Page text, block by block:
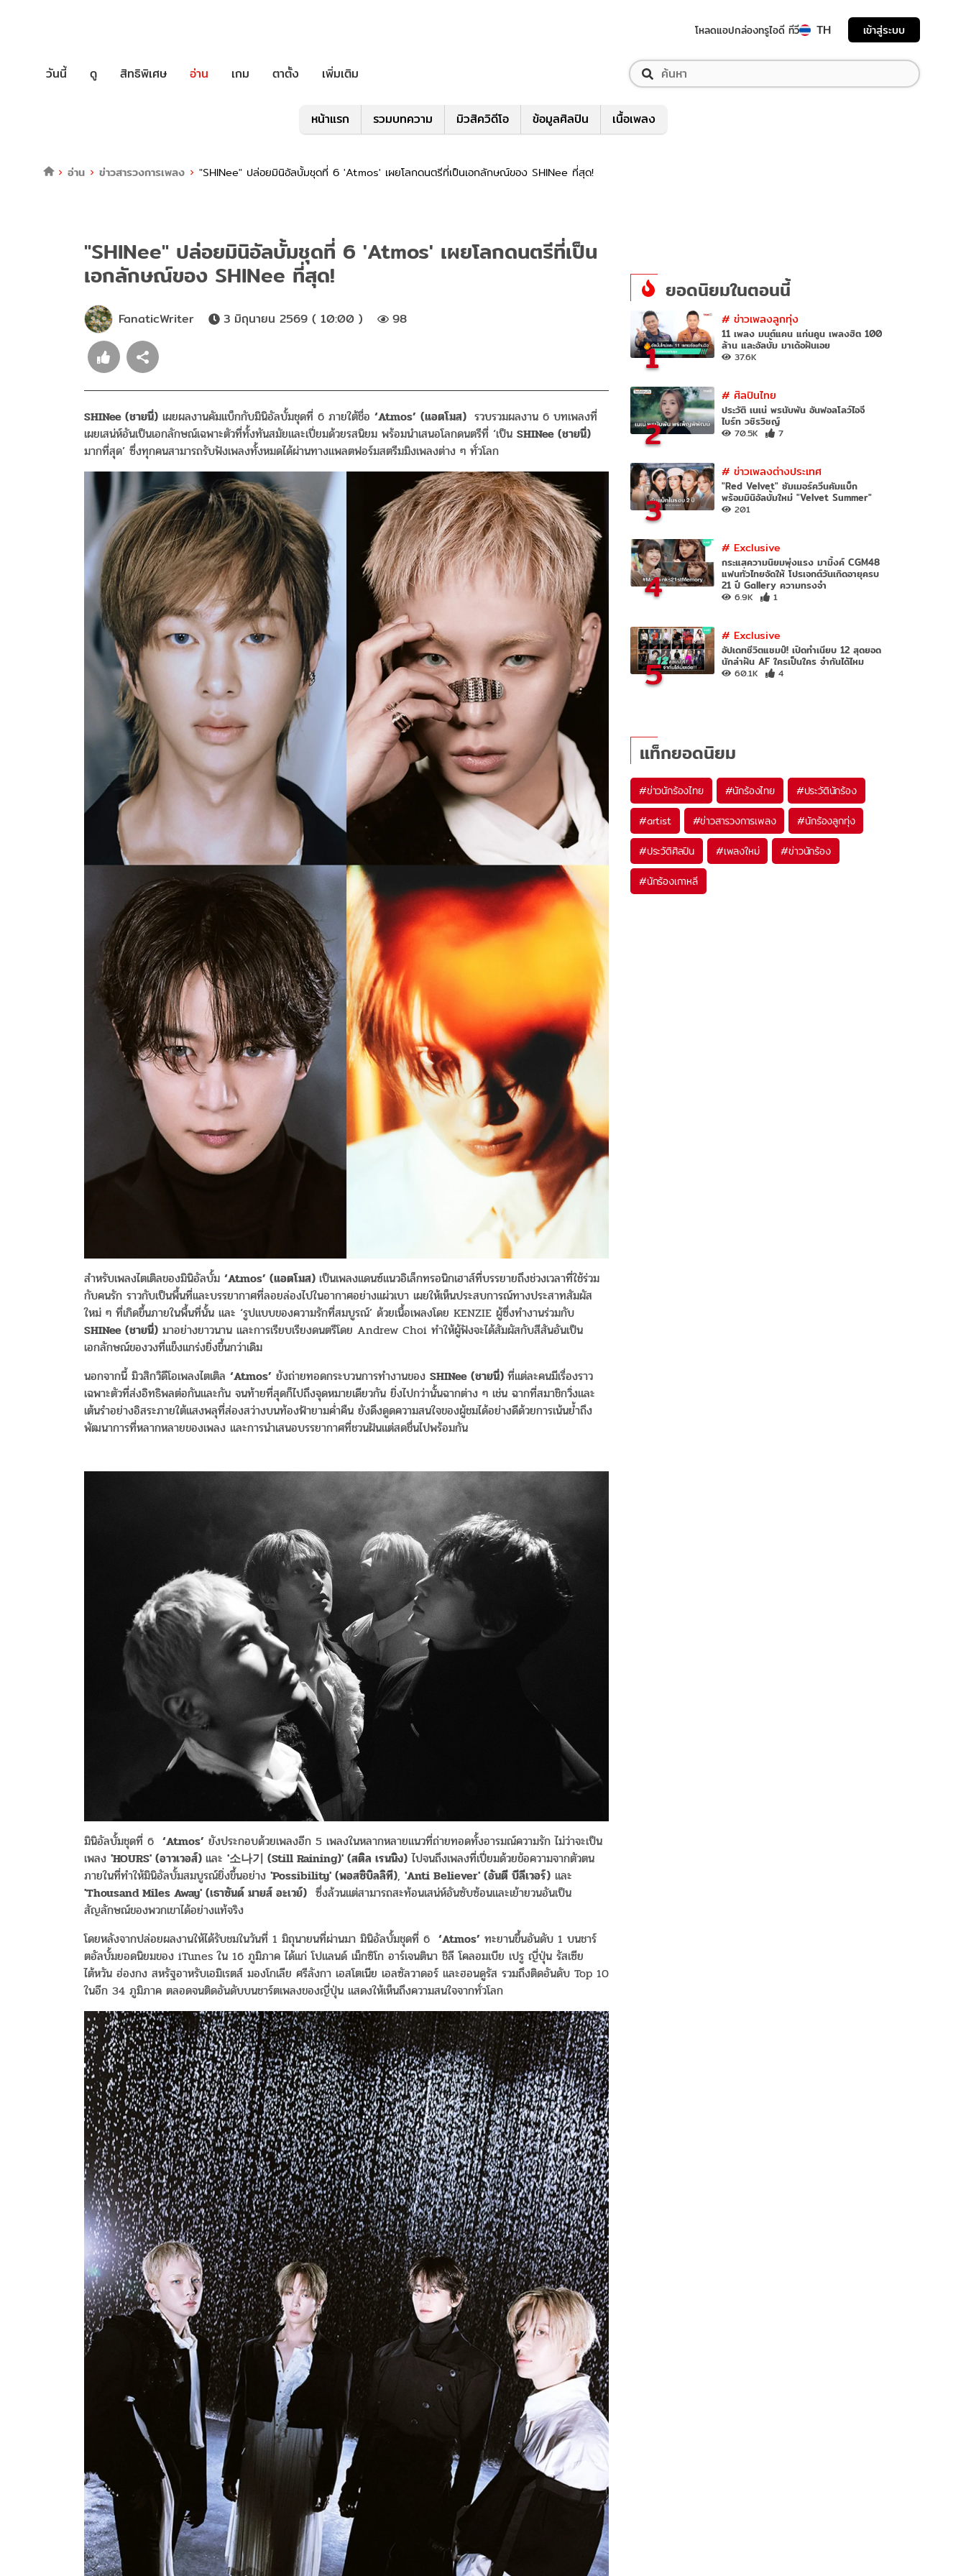
โหลดแอปกล่องทรูไอดี ทีวี TH เข้าสู่ระบบ
วันนี้ ดู สิทธิพิเศษ อ่าน เกม ตาตั้ง เพิ่มเติม
หน้าแรก รวมบทความ มิวสิควิดีโอ ข้อมูลศิลปิน เนื้อเพลง
อ่าน ข่าวสารวงการเพลง "SHINee" ปล่อยมินิอัลบั้มชุดที่ 6 'Atmos' เผยโลกดนตรีที่เป็นเอกลักษณ์ของ SHINee ที่สุด!
"SHINee" ปล่อยมินิอัลบั้มชุดที่ 6 'Atmos' เผยโลกดนตรีที่เป็น
เอกลักษณ์ของ SHINee ที่สุด!
FanaticWriter 3 มิถุนายน 2569 ( 10:00 ) 98
SHINee (ชายนี่) เผยผลงานคัมแบ็กกับมินิอัลบั้มชุดที่ 6 ภายใต้ชื่อ ‘Atmos’ (แอตโมส) รวบรวมผลงาน 6 บทเพลงที่
เผยเสน่ห์อันเป็นเอกลักษณ์เฉพาะตัวที่ทั้งทันสมัยและเปี่ยมด้วยรสนิยม พร้อมนำเสนอโลกดนตรีที่ ‘เป็น SHINee (ชายนี่)
มากที่สุด’ ซึ่งทุกคนสามารถรับฟังเพลงทั้งหมดได้ผ่านทางแพลตฟอร์มสตรีมมิงเพลงต่าง ๆ ทั่วโลก
สำหรับเพลงไตเติลของมินิอัลบั้ม ‘Atmos’ (แอตโมส) เป็นเพลงแดนซ์แนวอิเล็กทรอนิกเฮาส์ที่บรรยายถึงช่วงเวลาที่ใช้ร่วม
กับคนรัก ราวกับเป็นพื้นที่และบรรยากาศที่ลอยล่องไปในอากาศอย่างแผ่วเบา เผยให้เห็นประสบการณ์ทางประสาทสัมผัส
ใหม่ ๆ ที่เกิดขึ้นภายในพื้นที่นั้น และ ‘รูปแบบของความรักที่สมบูรณ์’ ด้วยเนื้อเพลงโดย KENZIE ผู้ซึ่งทำงานร่วมกับ
SHINee (ชายนี่) มาอย่างยาวนาน และการเรียบเรียงดนตรีโดย Andrew Choi ทำให้ผู้ฟังจะได้สัมผัสกับสีสันอันเป็น
เอกลักษณ์ของวงที่แข็งแกร่งยิ่งขึ้นกว่าเดิม
นอกจากนี้ มิวสิกวิดีโอเพลงไตเติล ‘Atmos’ ยังถ่ายทอดกระบวนการทำงานของ SHINee (ชายนี่) ที่แต่ละคนมีเรื่องราว
เฉพาะตัวที่ส่งอิทธิพลต่อกันและกัน จนท้ายที่สุดก็ไปถึงจุดหมายเดียวกัน ยิ่งไปกว่านั้นฉากต่าง ๆ เช่น ฉากที่สมาชิกวิ่งและ
เต้นรำอย่างอิสระภายใต้แสงพลุที่ส่องสว่างบนท้องฟ้ายามค่ำคืน ยังดึงดูดความสนใจของผู้ชมได้อย่างดีด้วยการเน้นย้ำถึง
พัฒนาการที่หลากหลายของเพลง และการนำเสนอบรรยากาศที่ชวนฝันแต่สดชื่นไปพร้อมกัน
มินิอัลบั้มชุดที่ 6 ‘Atmos’ ยังประกอบด้วยเพลงอีก 5 เพลงในหลากหลายแนวที่ถ่ายทอดทั้งอารมณ์ความรัก ไม่ว่าจะเป็น
เพลง 'HOURS' (อาวเวอส์) และ '소나기 (Still Raining)' (สติล เรนนิง) ไปจนถึงเพลงที่เปี่ยมด้วยข้อความจากตัวตน
ภายในที่ทำให้มินิอัลบั้มสมบูรณ์ยิ่งขึ้นอย่าง 'Possibility' (พอสซิบิลลิที), 'Anti Believer' (อันตี บีลีเวอร์) และ
'Thousand Miles Away' (เธาซันด์ มายส์ อะเวย์) ซึ่งล้วนแต่สามารถสะท้อนเสน่ห์อันซับซ้อนและเย้ายวนอันเป็น
สัญลักษณ์ของพวกเขาได้อย่างแท้จริง
โดยหลังจากปล่อยผลงานให้ได้รับชมในวันที่ 1 มิถุนายนที่ผ่านมา มินิอัลบั้มชุดที่ 6 ‘Atmos’ ทะยานขึ้นอันดับ 1 บนชาร์
ตอัลบั้มยอดนิยมของ iTunes ใน 16 ภูมิภาค ได้แก่ โปแลนด์ เม็กซิโก อาร์เจนตินา ชิลี โคลอมเบีย เปรู ญี่ปุ่น รัสเซีย
ไต้หวัน ฮ่องกง สหรัฐอาหรับเอมิเรตส์ มองโกเลีย ศรีลังกา เอสโตเนีย เอลซัลวาดอร์ และฮอนดูรัส รวมถึงติดอันดับ Top 10
ในอีก 34 ภูมิภาค ตลอดจนติดอันดับบนชาร์ตเพลงของญี่ปุ่น แสดงให้เห็นถึงความสนใจจากทั่วโลก
ยอดนิยมในตอนนี้
1
# ข่าวเพลงลูกทุ่ง
11 เพลง มนต์แคน แก่นคูน เพลงฮิต 100
ล้าน และอัลบั้ม มาเด้อฝันเอย
37.6K
2
# ศิลปินไทย
ประวัติ เนเน่ พรนับพัน อันฟอลโลว์ไอจี
ไบร์ท วชิรวิชญ์
70.5K 7
3
# ข่าวเพลงต่างประเทศ
"Red Velvet" ซัมเมอร์ควีนคัมแบ็ก
พร้อมมินิอัลบั้มใหม่ "Velvet Summer"
201
4
# Exclusive
กระแสความนิยมพุ่งแรง มามิ้งค์ CGM48
แฟนทั่วไทยจัดให้ โปรเจกต์วันเกิดอายุครบ
21 ปี Gallery ความทรงจำ
6.9K 1
5
# Exclusive
อัปเดทชีวิตแชมป์! เปิดทำเนียบ 12 สุดยอด
นักล่าฝัน AF ใครเป็นใคร จำกันได้ไหม
60.1K 4
แท็กยอดนิยม
#ข่าวนักร้องไทย #นักร้องไทย #ประวัตินักร้อง
#artist #ข่าวสารวงการเพลง #นักร้องลูกทุ่ง
#ประวัติศิลปิน #เพลงใหม่ #ข่าวนักร้อง
#นักร้องเกาหลี